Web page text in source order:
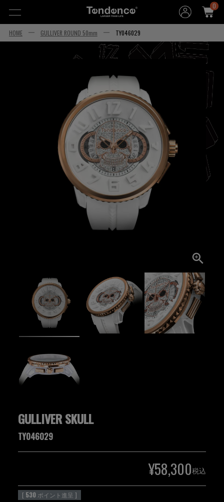
0
HOME GULLIVER ROUND 50mm TY046029
GULLIVER SKULL
TY046029
¥58,300税込
[ 530 ポイント進呈 ]